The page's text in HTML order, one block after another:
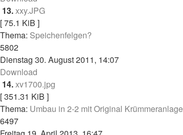
13.xxy.JPG
[ 75.1 KiB ]
Thema: Speichenfelgen?
5802
Dienstag 30. August 2011, 14:07
Download
14.xv1700.jpg
[ 351.31 KiB ]
Thema: Umbau in 2-2 mit Original Krümmeranlage
6497